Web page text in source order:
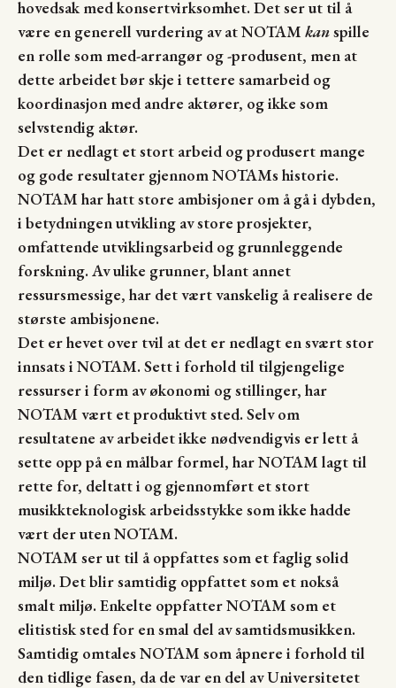
hovedsak med konsertvirksomhet. Det ser ut til å
være en generell vurdering av at NOTAM kanspille
en rolle som med-arrangør og -produsent, men at
dette arbeidet bør skje i tettere samarbeid og
koordinasjon med andre aktører, og ikke som
selvstendig aktør.
Det er nedlagt et stort arbeid og produsert mange
og gode resultater gjennom NOTAMs historie.
NOTAM har hatt store ambisjoner om å gå i dybden,
i betydningen utvikling av store prosjekter,
omfattende utviklingsarbeid og grunnleggende
forskning. Av ulike grunner, blant annet
ressursmessige, har det vært vanskelig å realisere de
største ambisjonene.
Det er hevet over tvil at det er nedlagt en svært stor
innsats i NOTAM. Sett i forhold til tilgjengelige
ressurser i form av økonomi og stillinger, har
NOTAM vært et produktivt sted. Selv om
resultatene av arbeidet ikke nødvendigvis er lett å
sette opp på en målbar formel, har NOTAM lagt til
rette for, deltatt i og gjennomført et stort
musikkteknologisk arbeidsstykke som ikke hadde
vært der uten NOTAM.
NOTAM ser ut til å oppfattes som et faglig solid
miljø. Det blir samtidig oppfattet som et nokså
smalt miljø. Enkelte oppfatter NOTAM som et
elitistisk sted for en smal del av samtidsmusikken.
Samtidig omtales NOTAM som åpnere i forhold til
den tidlige fasen, da de var en del av Universitetet